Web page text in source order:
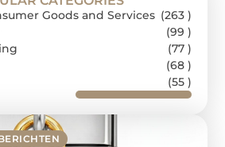
Goods and Services (263 )
(99 )
(77 )
(68 )
(55 )